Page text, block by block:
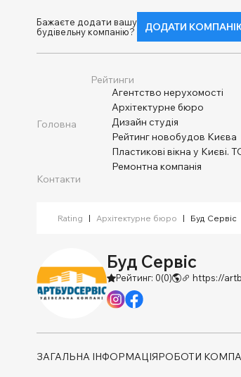
Бажаєте додати вашу
будівельну компанію?
ДОДАТИ
Головна
Рейтинги
Агентство нерухомості
Архітектурне бюро
Дизайн студія
Рейтинг новобудов Києва
Пластикові вікна у Києві.
Ремонтна компанія
Контакти
Rating | Архітектурне бюро | Буд Сервіс
Буд Сервіс
Рейтинг: 0(0) https://
ЗАГАЛЬНА ІНФОРМАЦІЯРОБОТИ